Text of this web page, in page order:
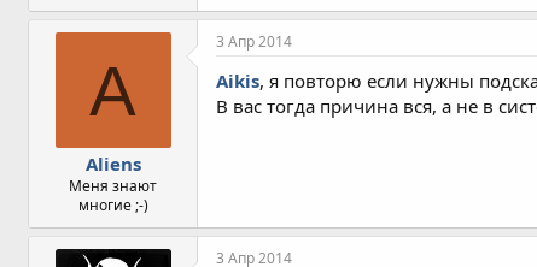
A
Aliens
Меня знают
многие ;-)
3 Апр 2014
Aikis, я повторю если нужны
В вас тогда причина вся, а не в
3 Апр 2014